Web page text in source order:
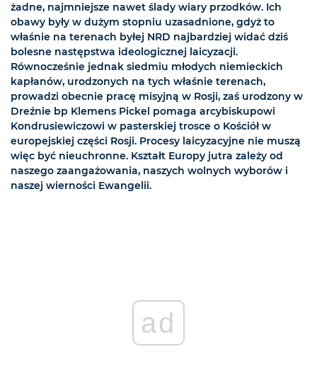
żadne, najmniejsze nawet ślady wiary przodków. Ich
obawy były w dużym stopniu uzasadnione, gdyż to
właśnie na terenach byłej NRD najbardziej widać dziś
bolesne następstwa ideologicznej laicyzacji.
Równocześnie jednak siedmiu młodych niemieckich
kapłanów, urodzonych na tych właśnie terenach,
prowadzi obecnie pracę misyjną w Rosji, zaś urodzony w
Dreźnie bp Klemens Pickel pomaga arcybiskupowi
Kondrusiewiczowi w pasterskiej trosce o Kościół w
europejskiej części Rosji. Procesy laicyzacyjne nie muszą
więc być nieuchronne. Kształt Europy jutra zależy od
naszego zaangażowania, naszych wolnych wyborów i
naszej wierności Ewangelii.
ad